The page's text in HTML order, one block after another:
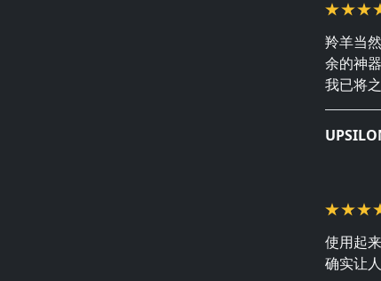
羚羊当
余的神
我已将
使用起
确实让